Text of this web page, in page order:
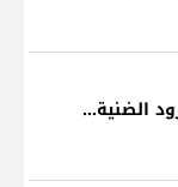
الضنية...